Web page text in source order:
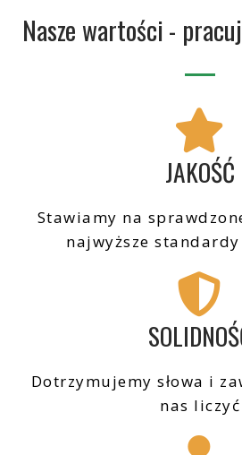
Nasze wartości -
JAKOŚĆ
Stawiamy na
najwyższe
Dotrzymujemy słowa i
nas liczyć